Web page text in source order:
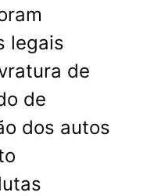
legais
de
de
dos autos